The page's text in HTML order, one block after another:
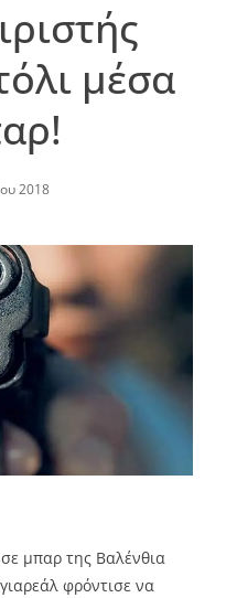
μέσα
2018
μπαρ της Βαλένθια
φρόντισε να